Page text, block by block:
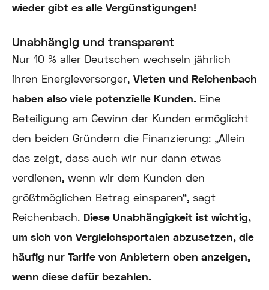
wieder gibt es alle Vergünstigungen!
Unabhängig und transparent
Nur 10 % aller Deutschen wechseln jährlich
ihren Energieversorger, Vieten und Reichenbach
haben also viele potenzielle Kunden. Eine
Beteiligung am Gewinn der Kunden ermöglicht
den beiden Gründern die Finanzierung: „Allein
das zeigt, dass auch wir nur dann etwas
verdienen, wenn wir dem Kunden den
größtmöglichen Betrag einsparen“, sagt
Reichenbach. Diese Unabhängigkeit ist wichtig,
um sich von Vergleichsportalen abzusetzen, die
häufig nur Tarife von Anbietern oben anzeigen,
wenn diese dafür bezahlen.